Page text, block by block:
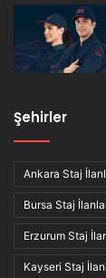
Şehirler
Ankara Staj
Bursa Staj
Erzurum Staj
Kayseri Staj